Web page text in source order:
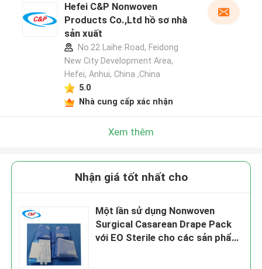
Hefei C&P Nonwoven
Products Co.,Ltd hồ sơ nhà
sản xuất
No.22 Laihe Road, Feidong
New City Development Area,
Hefei, Anhui, China ,China
5.0
Nhà cung cấp xác nhận
Xem thêm
Nhận giá tốt nhất cho
Một lần sử dụng Nonwoven
Surgical Casarean Drape Pack
với EO Sterile cho các sản phẩm